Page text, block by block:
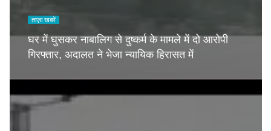
ताज़ा खबरें
घर में घुसकर नाबालिग से दुष्कर्म के मामले में दो आरोपी
गिरफ्तार, अदालत ने भेजा न्यायिक हिरासत में